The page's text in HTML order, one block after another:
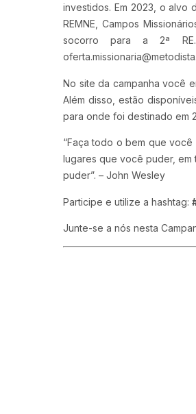
investidos. Em 2023, o
REMNE, Campos
socorro para a 2ª
No site da campanha você
Além disso, estão
para onde foi destinado em
“Faça todo o bem que
lugares que você puder,
puder”. – John Wesley
Participe e utilize a hashtag:
Junte-se a nós nesta